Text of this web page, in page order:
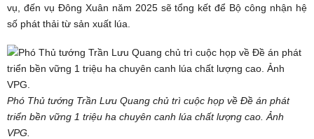
vụ, đến vụ Đông Xuân năm 2025 sẽ tổng kết để Bộ công nhận hệ
số phát thải từ sản xuất lúa.
Phó Thủ tướng Trần Lưu Quang chủ trì cuộc họp về Đề án phát
triển bền vững 1 triệu ha chuyên canh lúa chất lượng cao. Ảnh
VPG.